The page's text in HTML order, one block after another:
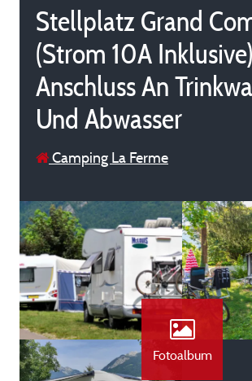
Stellplatz Grand
(Strom 10A
Anschluss An
Und Abwasser
Camping La Ferme
Fotoalbum